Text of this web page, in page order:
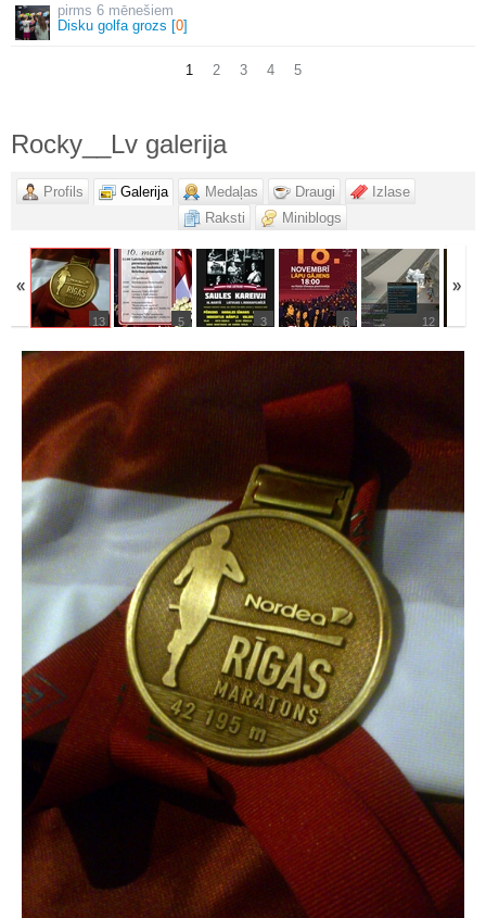
6 mēnešiem
Disku golfa grozs [0]
1 2 3 4 5
Rocky__Lv galerija
Profils Galerija Medaļas Draugi
Izlase
Raksti
Miniblogs
«
13 5 3 6 12
»